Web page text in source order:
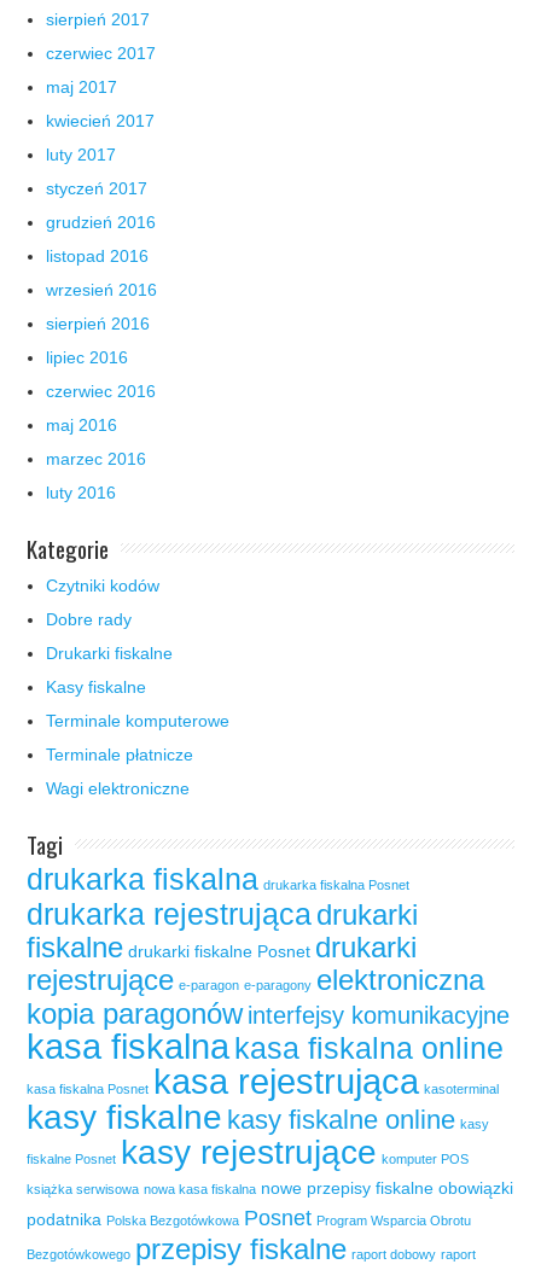
sierpień 2017
czerwiec 2017
maj 2017
kwiecień 2017
luty 2017
styczeń 2017
grudzień 2016
listopad 2016
wrzesień 2016
sierpień 2016
lipiec 2016
czerwiec 2016
maj 2016
marzec 2016
luty 2016
Kategorie
Czytniki kodów
Dobre rady
Drukarki fiskalne
Kasy fiskalne
Terminale komputerowe
Terminale płatnicze
Wagi elektroniczne
Tagi
drukarka fiskalna drukarka fiskalna Posnet
drukarka rejestrującadrukarki
fiskalne drukarki fiskalne Posnet drukarki
rejestrujące e-paragon e-paragony elektroniczna
kopia paragonów interfejsy komunikacyjne
kasa fiskalnakasa fiskalna online
kasa fiskalna Posnet kasa rejestrująca kasoterminal
kasy fiskalne kasy fiskalne online kasy
fiskalne Posnet kasy rejestrujące komputer POS
książka serwisowa nowa kasa fiskalna nowe przepisy fiskalne obowiązki
podatnika Polska Bezgotówkowa Posnet Program Wsparcia Obrotu
Bezgotówkowego przepisy fiskalne raport dobowy raport